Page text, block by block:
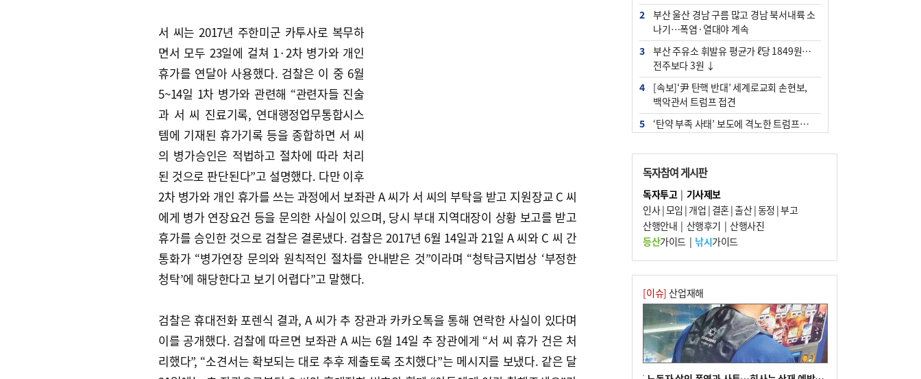
서 씨는 2017년 주한미군 카투사로 복무하
면서 모두 23일에 걸쳐 1·2차 병가와 개인
휴가를 연달아 사용했다. 검찰은 이 중 6월
5~14일 1차 병가와 관련해 “관련자들 진술
과 서 씨 진료기록, 연대행정업무통합시스
템에 기재된 휴가기록 등을 종합하면 서 씨
의 병가승인은 적법하고 절차에 따라 처리
된 것으로 판단된다”고 설명했다. 다만 이후
2차 병가와 개인 휴가를 쓰는 과정에서 보좌관 A 씨가 서 씨의 부탁을 받고 지원장교 C 씨
에게 병가 연장요건 등을 문의한 사실이 있으며, 당시 부대 지역대장이 상황 보고를 받고
휴가를 승인한 것으로 검찰은 결론냈다. 검찰은 2017년 6월 14일과 21일 A 씨와 C 씨 간
통화가 “병가연장 문의와 원칙적인 절차를 안내받은 것”이라며 “청탁금지법상 ‘부정한
청탁’에 해당한다고 보기 어렵다”고 말했다.
검찰은 휴대전화 포렌식 결과, A 씨가 추 장관과 카카오톡을 통해 연락한 사실이 있다며
이를 공개했다. 검찰에 따르면 보좌관 A 씨는 6월 14일 추 장관에게 “서 씨 휴가 건은 처
리했다”, “소견서는 확보되는 대로 추후 제출토록 조치했다”는 메시지를 보냈다. 같은 달
2
부산 울산 경남 구름 많고 경남 북서내륙 소
나기…폭염·열대야 계속
3
부산 주유소 휘발유 평균가 ℓ당 1849원…
전주보다 3원 ↓
4
[속보]‘尹 탄핵 반대’ 세계로교회 손현보,
백악관서 트럼프 접견
5
‘탄약 부족 사태’ 보도에 격노한 트럼프…
과…“현재는 부적절 행위 없어”
7
"올해 코스피 사이드카 43회 중 25회는 삼
전닉스 ETF 이후 발생"
8
서울 중랑구서 흉기 난동…60대 남성 2명
사망
10 입추 지났지만 푹푹 찐다…온열질환자 10
년 만에 3배
독자참여 게시판
독자투고| 기사제보
인사|모임 | 개업 | 결혼|출산|동정 |부고
산행안내 | 산행후기 | 산행사진
등산가이드| 낚시가이드
[이슈] 산업재해